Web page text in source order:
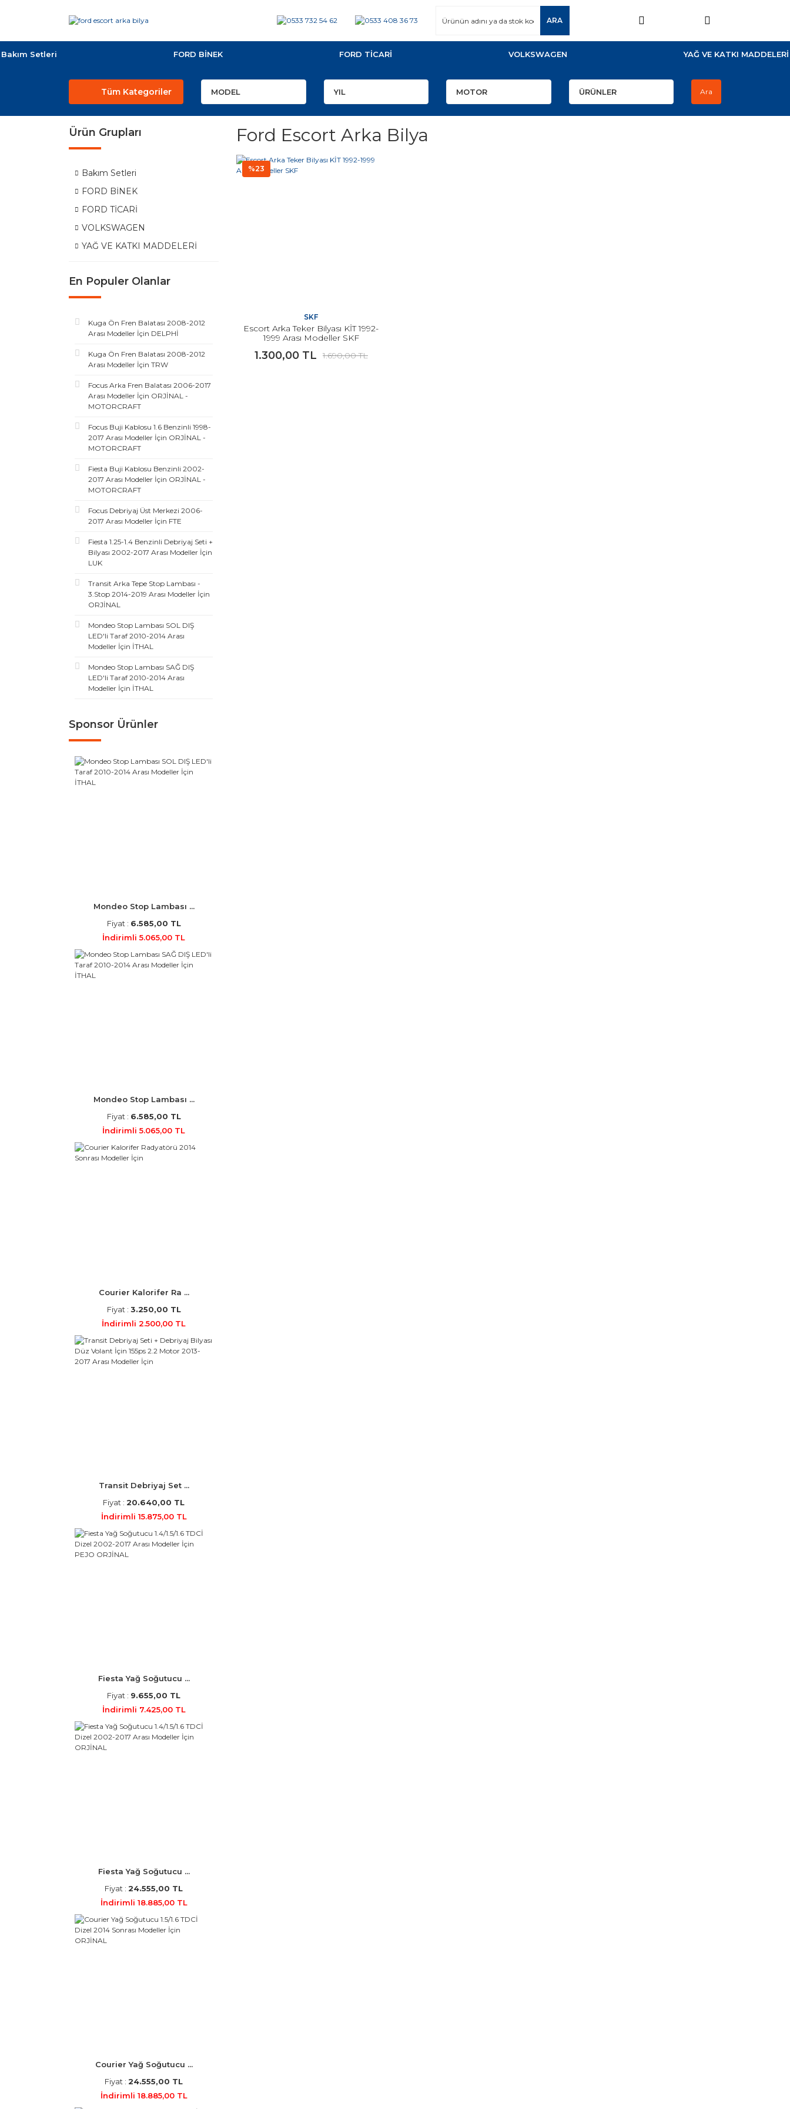
ARA
Bakım Setleri FORD BİNEK FORD TİCARİ VOLKSWAGEN YAĞ VE KATKI MADDELERİ
Tüm Kategoriler Ara
Ürün Grupları
Bakım Setleri
FORD BİNEK
FORD TİCARİ
VOLKSWAGEN
YAĞ VE KATKI MADDELERİ
En Populer Olanlar
Kuga Ön Fren Balatası 2008-2012
Arası Modeller İçin DELPHİ
Kuga Ön Fren Balatası 2008-2012
Arası Modeller İçin TRW
Focus Arka Fren Balatası 2006-2017
Arası Modeller İçin ORJİNAL -
MOTORCRAFT
Focus Buji Kablosu 1.6 Benzinli 1998-
2017 Arası Modeller İçin ORJİNAL -
MOTORCRAFT
Fiesta Buji Kablosu Benzinli 2002-
2017 Arası Modeller İçin ORJİNAL -
MOTORCRAFT
Focus Debriyaj Üst Merkezi 2006-
2017 Arası Modeller İçin FTE
Fiesta 1.25-1.4 Benzinli Debriyaj Seti +
Bilyası 2002-2017 Arası Modeller İçin
LUK
Transit Arka Tepe Stop Lambası -
3.Stop 2014-2019 Arası Modeller İçin
ORJİNAL
Mondeo Stop Lambası SOL DIŞ
LED'li Taraf 2010-2014 Arası
Modeller İçin İTHAL
Mondeo Stop Lambası SAĞ DIŞ
LED'li Taraf 2010-2014 Arası
Modeller İçin İTHAL
Sponsor Ürünler
Mondeo Stop Lambası ...
Fiyat : 6.585,00 TL
İndirimli 5.065,00 TL
Mondeo Stop Lambası ...
Fiyat : 6.585,00 TL
İndirimli 5.065,00 TL
Courier Kalorifer Ra ...
Fiyat : 3.250,00 TL
İndirimli 2.500,00 TL
Transit Debriyaj Set ...
Fiyat : 20.640,00 TL
İndirimli 15.875,00 TL
Fiesta Yağ Soğutucu ...
Fiyat : 9.655,00 TL
İndirimli 7.425,00 TL
Fiesta Yağ Soğutucu ...
Fiyat : 24.555,00 TL
İndirimli 18.885,00 TL
Courier Yağ Soğutucu ...
Fiyat : 24.555,00 TL
İndirimli 18.885,00 TL
Ford Escort Arka Bilya
%23
SKF
Escort Arka Teker Bilyası KİT 1992-
1999 Arası Modeller SKF
1.300,00 TL 1.690,00 TL